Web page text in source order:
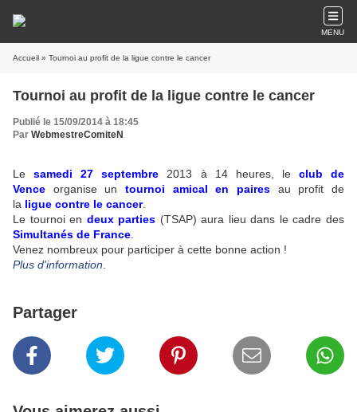
MENU
Accueil » Tournoi au profit de la ligue contre le cancer
Tournoi au profit de la ligue contre le cancer
Publié le 15/09/2014 à 18:45
Par WebmestreComiteN
Lesamedi 27 septembre 2013 à 14 heures, le club de
Vence organise un tournoi amical en paires au profit de
la ligue contre le cancer.
Le tournoi en deux parties (TSAP) aura lieu dans le cadre des
Simultanés de France
Venez nombreux pour participer à cette bonne action !
Plus d'information
Partager